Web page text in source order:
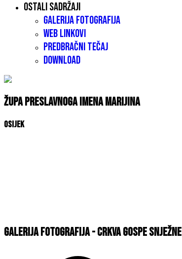
Ostali sadržaji
Galerija fotografija
Web linkovi
Predbračni tečaj
Download
Župa Preslavnoga Imena Marijina
Osijek
Galerija fotografija - Crkva Gospe Snježne